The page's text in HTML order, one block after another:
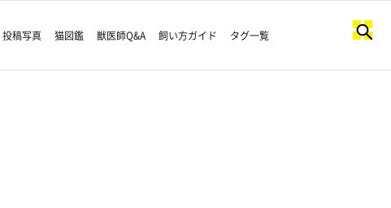
投稿写真 猫図鑑 獣医師Q&A 飼い方ガイド タグ一覧